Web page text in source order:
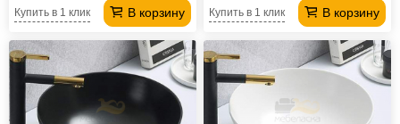
В корзину
Купить в 1 клик В корзину
Купить в 1 клик